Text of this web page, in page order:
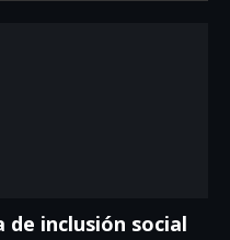
de inclusión social